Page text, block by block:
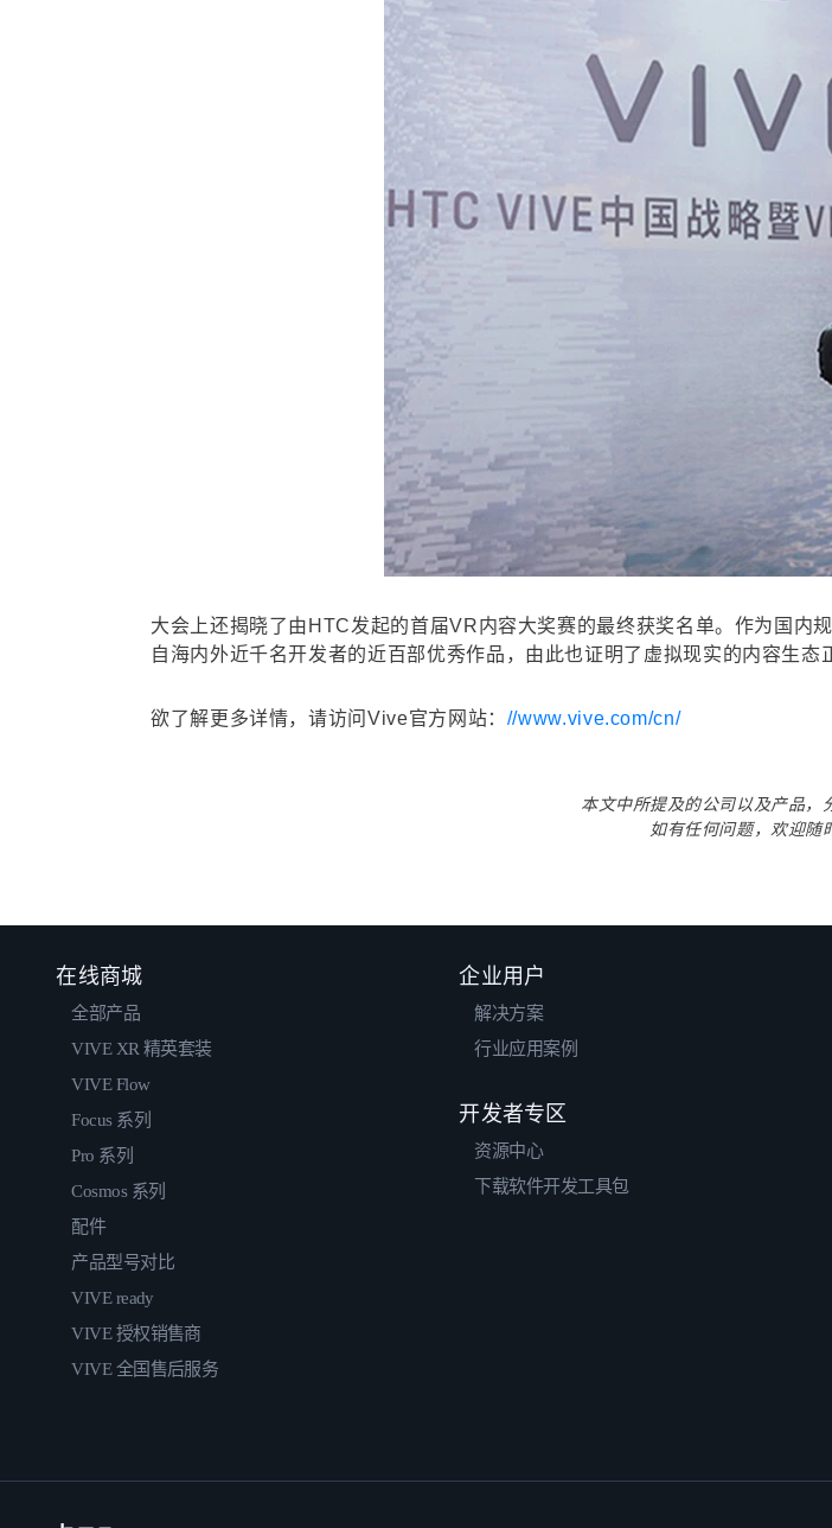
大会上还揭晓了由HTC发起的首届VR内容大奖赛的最终获奖名单。作为国内
自海内外近千名开发者的近百部优秀作品，由此也证明了虚拟现实的内容生态
欲了解更多详情，请访问Vive官方网站： //www.vive.com/cn/
本文中所提及的公司以及产品，
如有任何问题，欢迎随
在线商城
全部产品
VIVE XR 精英套装
VIVE Flow
Focus 系列
Pro 系列
Cosmos 系列
配件
产品型号对比
VIVE ready
VIVE 授权销售商
VIVE 全国售后服务
企业用户
解决方案
行业应用案例
开发者专区
资源中心
下载软件开发工具包